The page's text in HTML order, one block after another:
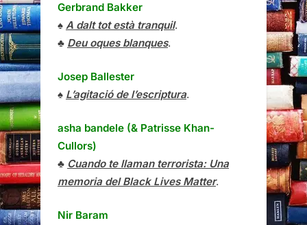
Gerbrand Bakker
♠ A dalt tot està tranquil.
♣ Deu oques blanques.
Josep Ballester
♠ L’agitació de l’escriptura.
asha bandele (& Patrisse Khan-
Cullors)
♣ Cuando te llaman terrorista: Una
memoria del Black Lives Matter.
Nir Baram